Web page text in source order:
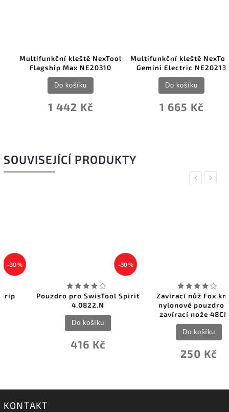
Multifunkční kleště NexTool
Flagship Max NE20310
1 442 Kč
Do košíku
Multifunkční kleště NexTool
Gemini Electric NE20213
1 665 Kč
Do košíku
SOUVISEJÍCÍ PRODUKTY
Previous
Pouzdro pro SwisTool Spirit
4.0822.N
416 Kč
Do košíku
Zavírací nůž Fox knives
nylonové pouzdro pro
zavírací nože 48CM13
250 Kč
Do košíku
Next
KONTAKT